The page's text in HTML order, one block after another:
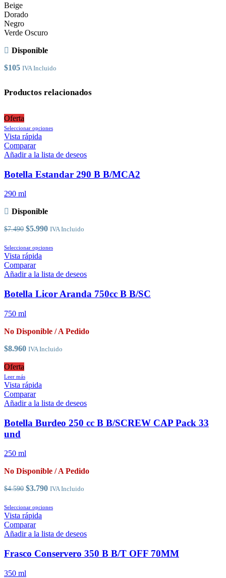
producto
Beige
Dorado
Negro
Verde Oscuro
Disponible
$105 IVA Incluido
Productos relacionados
Oferta
Seleccionar opcionesEste
múltiples
Las
opciones
la
de
Vista rápida
Comparar
Añadir a la lista de deseos
Botella Estandar 290 B B/MCA2
290 ml
Disponible
$7.490 El
original
era:
$7.490.
$5.990El
actual
IVA Incluido
Seleccionar opcionesEste
múltiples
Las
elegir
la
Vista rápida
Comparar
Añadir a la lista de deseos
Botella Licor Aranda 750cc B B/SC
750 ml
No Disponible / A Pedido
$8.960 IVA Incluido
Oferta
Leer más
Vista rápida
Comparar
Añadir a la lista de deseos
Botella Burdeo 250 cc B B/SCREW CAP Pack 33
und
250 ml
No Disponible / A Pedido
$4.590 El
original
era:
$4.590.
$3.790El
actual
IVA Incluido
Seleccionar opcionesEste
múltiples
Las
opciones
Vista rápida
Comparar
Añadir a la lista de deseos
Frasco Conservero 350 B B/T OFF 70MM
350 ml